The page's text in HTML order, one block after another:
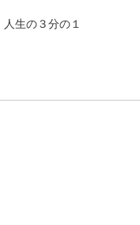
生の３分の１